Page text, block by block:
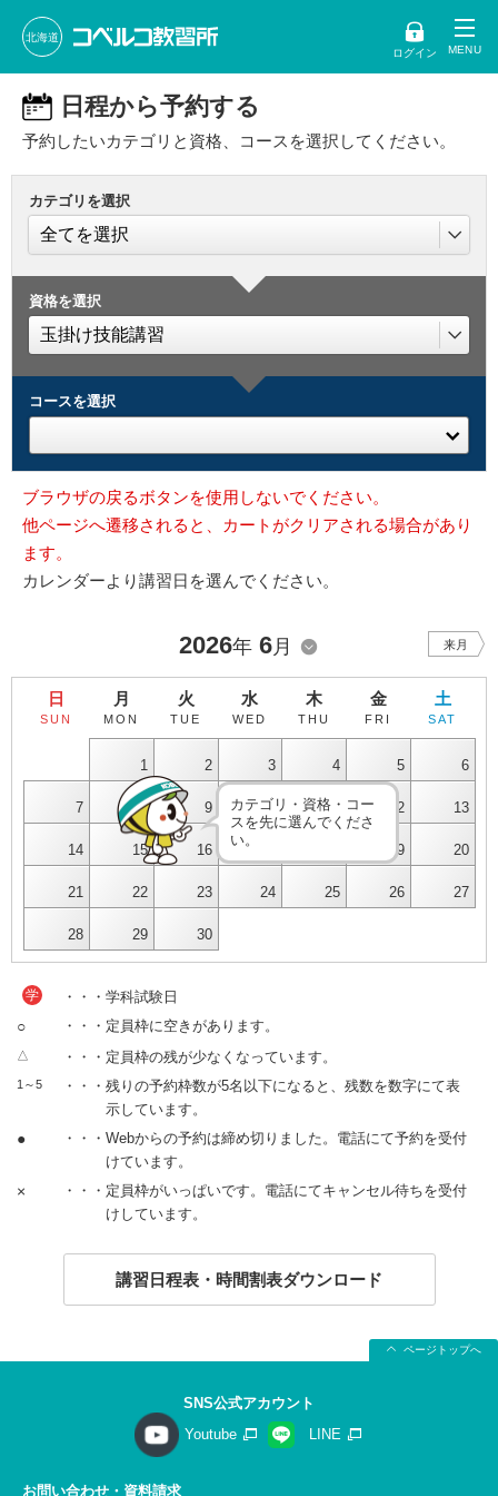
北海道
ログイン
日程から予約する
予約したいカテゴリと資格、コースを選択してください。
カテゴリを選択
資格を選択
コースを選択
ブラウザの戻るボタンを使用しないでください。
他ページへ遷移されると、カートがクリアされる場合があり
ます。
カレンダーより講習日を選んでください。
2026年 6月 来月
日
SUN
月
MON
火
TUE
水
WED
木
THU
金
FRI
土
SAT
1 2 3 4 5 6
7 8 9 10 11 12 13
14 15 16 19 20
21 22 23 24 25 26 27
28 29 30
カテゴリ・資格・コー
スを先に選んでくださ
い。
学 ・・・学科試験日
○ ・・・定員枠に空きがあります。
△ ・・・定員枠の残が少なくなっています。
1～5
・・・残りの予約枠数が5名以下になると、残数を数字にて表
示しています。
●
・・・Webからの予約は締め切りました。電話にて予約を受付
けています。
×
・・・定員枠がいっぱいです。電話にてキャンセル待ちを受付
けしています。
講習日程表・時間割表ダウンロード
ページトップへ
SNS公式アカウント
Youtube
LINE
お問い合わせ・資料請求